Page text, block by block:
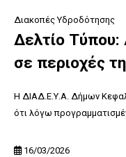
Διακοπές Υδροδότησης
Δελτίο Τύπου:
σε περιοχές
Η ΔΙΑΔ.Ε.Υ.Α. Δήμων
ότι λόγω
16/03/2026